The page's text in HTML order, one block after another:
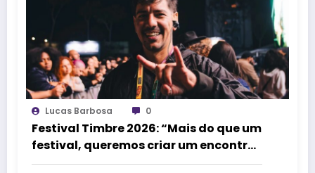
Lucas Barbosa 0
Festival Timbre 2026: “Mais do que um
festival, queremos criar um encontro
que transforme pessoas e a cidade”,